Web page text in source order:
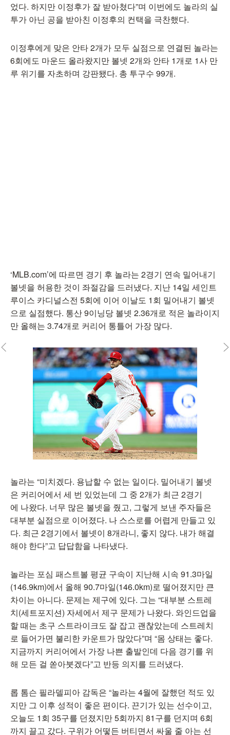
었다. 하지만 이정후가 잘 받아쳤다”며 이번에도 놀라의 실
투가 아닌 공을 받아친 이정후의 컨택을 극찬했다.
이정후에게 맞은 안타 2개가 모두 실점으로 연결된 놀라는
6회에도 마운드 올라왔지만 볼넷 2개와 안타 1개로 1사 만
루 위기를 자초하며 강판됐다. 총 투구수 99개.
‘MLB.com’에 따르면 경기 후 놀라는 2경기 연속 밀어내기
볼넷을 허용한 것이 좌절감을 드러냈다. 지난 14일 세인트
루이스 카디널스전 5회에 이어 이날도 1회 밀어내기 볼넷
으로 실점했다. 통산 9이닝당 볼넷 2.36개로 적은 놀라이지
만 올해는 3.74개로 커리어 통틀어 가장 많다.
놀라는 “미치겠다. 용납할 수 없는 일이다. 밀어내기 볼넷
은 커리어에서 세 번 있었는데 그 중 2개가 최근 2경기
에 나왔다. 너무 많은 볼넷을 줬고, 그렇게 보낸 주자들은
대부분 실점으로 이어졌다. 나 스스로를 어렵게 만들고 있
다. 최근 2경기에서 볼넷이 8개라니, 좋지 않다. 내가 해결
해야 한다”고 답답함을 나타냈다.
놀라는 포심 패스트볼 평균 구속이 지난해 시속 91.3마일
(146.9km)에서 올해 90.7마일(146.0km)로 떨어졌지만 큰
차이는 아니다. 문제는 제구에 있다. 그는 “대부분 스트레
치(세트포지션) 자세에서 제구 문제가 나왔다. 와인드업을
할 때는 초구 스트라이크도 잘 잡고 괜찮았는데 스트레치
로 들어가면 불리한 카운트가 많았다”며 “몸 상태는 좋다.
지금까지 커리어에서 가장 나쁜 출발인데 다음 경기를 위
해 모든 걸 쏟아붓겠다”고 반등 의지를 드러냈다.
롭 톰슨 필라델피아 감독은 “놀라는 4월에 잘했던 적도 있
지만 그 이후 성적이 좋은 편이다. 끈기가 있는 선수이고,
오늘도 1회 35구를 던졌지만 5회까지 81구를 던지며 6회
까지 끌고 갔다. 구위가 어떻든 버티면서 싸울 줄 아는 선